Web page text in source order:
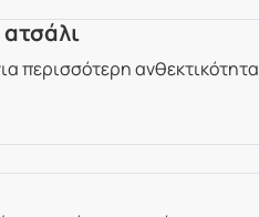
περισσότερη